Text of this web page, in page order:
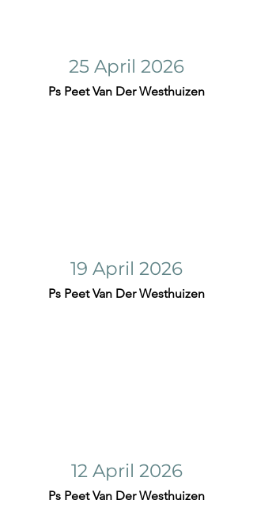
25 April 2026
Ps Peet Van Der Westhuizen
19 April 2026
Ps Peet Van Der Westhuizen
12 April 2026
Ps Peet Van Der Westhuizen